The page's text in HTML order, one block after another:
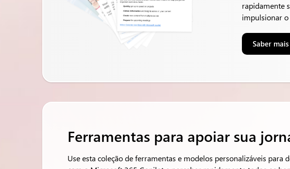
rapidamente
impulsionar o
Saber mais
Ferramentas para apoiar sua
Use esta coleção de ferramentas e modelos personalizáveis para